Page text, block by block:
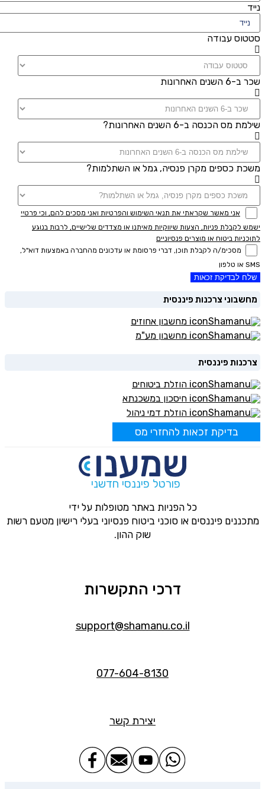
נייד
סטטוס עבודה
שכר ב-6 השנים האחרונות
שילמת מס הכנסה ב-6 השנים האחרונות?
משכת כספים מקרן פנסיה, גמל או השתלמות?
אני מאשר שקראתי את תנאי השימוש והפרטיות ואני מסכים להם, וכי פרטיי
ישמש לקבלת פניות, הצעות שיווקיות מאיתנו או מצדדים שלישיים, לרבות בנוגע
לתוכניות ביטוח או מוצרים פנסיוניים
מסכימ/ה לקבלת תוכן, דברי פרסומת או עדכונים מהחברה באמצעות דוא"ל,
SMS או טלפון
שלח לבדיקת זכאות
מחשבוני צרכנות פיננסית
מחשבון אחוזים
מחשבון מע"מ
צרכנות פיננסית
הוזלת ביטוחים
חיסכון במשכנתא
הוזלת דמי ניהול
בדיקת זכאות להחזרי מס
פורטל פיננסי חדשני
כל הפניות באתר מטופלות על ידי
מתכננים פיננסים או סוכני ביטוח פנסיוני בעלי רישיון מטעם רשות
שוק ההון.
דרכי התקשרות
support@shamanu.co.il
077-604-8130
יצירת קשר